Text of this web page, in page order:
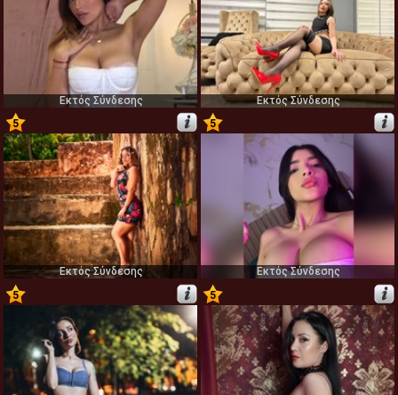
Εκτός Σύνδεσης
Εκτός Σύνδεσης
5
25
Εκτός Σύνδεσης
5
Εκτός Σύνδεσης
5
5
28